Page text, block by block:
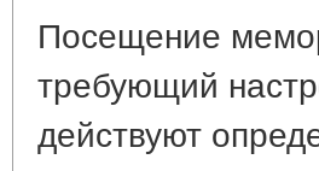
Посещение
требующий
действуют